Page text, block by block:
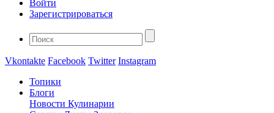
Войти
Зарегистрироваться
Vkontakte Facebook Twitter Instagram
Топики
Блоги
Новости Кулинарии